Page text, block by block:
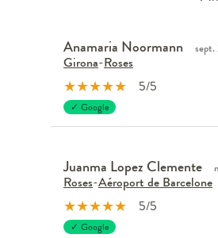
Anamaria Noormann
Girona-Roses
★★★★★ 5/5
✓ Google
Juanma Lopez Clemente
Roses-Aéroport de Barcelone
★★★★★ 5/5
✓ Google